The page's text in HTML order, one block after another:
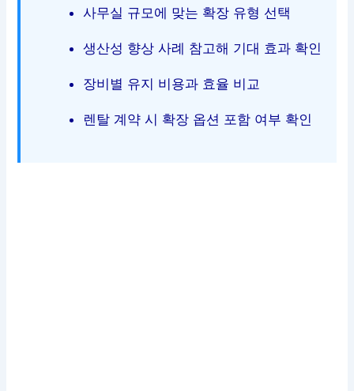
사무실 규모에 맞는 확장 유형 선택
생산성 향상 사례 참고해 기대 효과 확인
장비별 유지 비용과 효율 비교
렌탈 계약 시 확장 옵션 포함 여부 확인